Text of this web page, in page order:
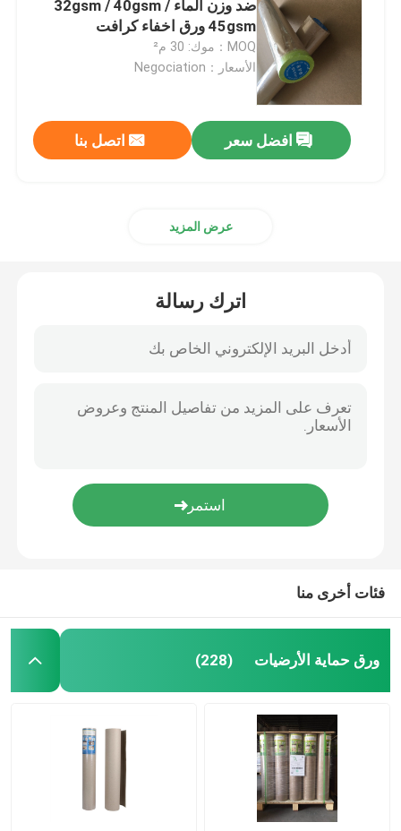
ورق مصقول أسود
لفافات ورق ملونة
ورق كرتون معاد تدويره
ضد وزن الماء 32gsm / 40gsm /
45gsm ورق اخفاء كرافت
MOQ：موك: 30 م²
الأسعار：Negociation
افضل سعر اتصل بنا
عرض المزيد
اترك رسالة
فئات أخرى منا
ورق حماية الأرضيات (228)